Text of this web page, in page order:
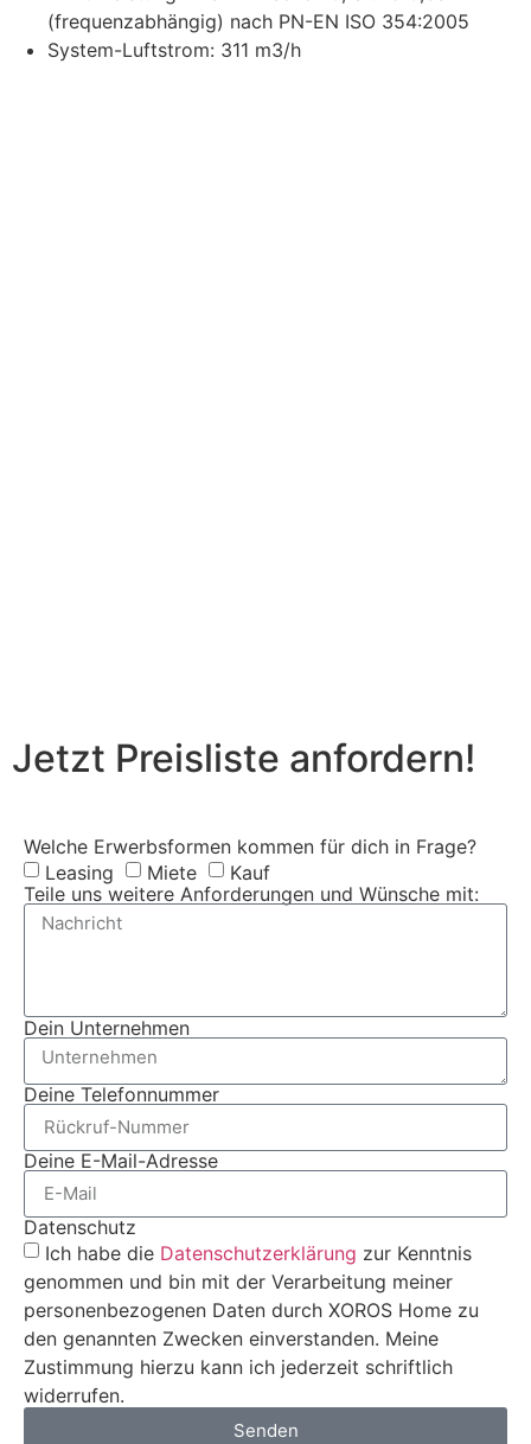
(frequenzabhängig) nach PN-EN ISO 354:2005
System-Luftstrom: 311 m3/h
Jetzt Preisliste anfordern!
Welche Erwerbsformen kommen für dich in Frage?
Leasing
Miete
Kauf
Teile uns weitere Anforderungen und Wünsche mit:
Dein Unternehmen
Deine Telefonnummer
Deine E-Mail-Adresse
Datenschutz
Ich habe die Datenschutzerklärung zur Kenntnis
genommen und bin mit der Verarbeitung meiner
personenbezogenen Daten durch XOROS Home zu
den genannten Zwecken einverstanden. Meine
Zustimmung hierzu kann ich jederzeit schriftlich
widerrufen.
Senden